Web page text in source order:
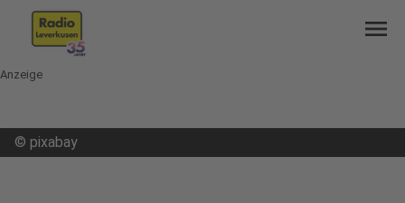
menu
Anzeige
© pixabay